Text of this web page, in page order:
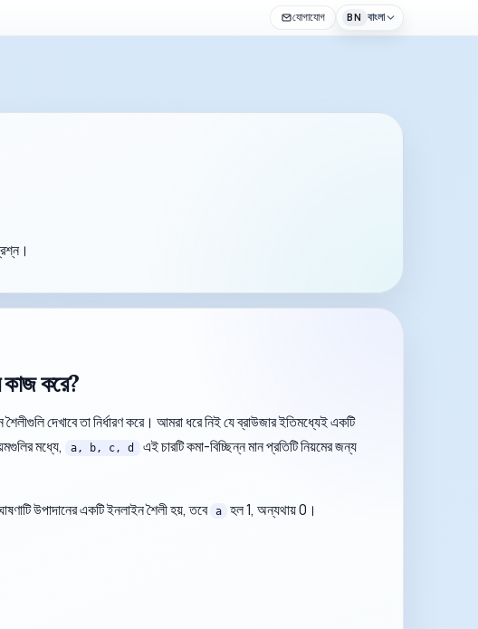
যোগাযোগ BN বাংলা
কাজ করে?
দেখাবে তা নির্ধারণ করে। আমরা ধরে নিই যে ব্রাউজার ইতিমধ্যেই একটি
মধ্যে,
a, b, c, d
এই চারটি কমা-বিচ্ছিন্ন মান প্রতিটি নিয়মের জন্য
উপাদানের একটি ইনলাইন শৈলী হয়, তবে a হল 1, অন্যথায় 0।